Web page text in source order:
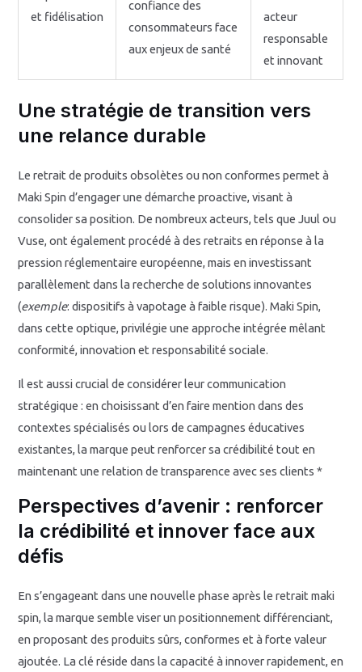
et fidélisation
confiance des
consommateurs face
aux enjeux de santé
acteur
responsable
et innovant
Une stratégie de transition vers
une relance durable
Le retrait de produits obsolètes ou non conformes permet à
Maki Spin d’engager une démarche proactive, visant à
consolider sa position. De nombreux acteurs, tels que Juul ou
Vuse, ont également procédé à des retraits en réponse à la
pression réglementaire européenne, mais en investissant
parallèlement dans la recherche de solutions innovantes
(exemple: dispositifs à vapotage à faible risque). Maki Spin,
dans cette optique, privilégie une approche intégrée mêlant
conformité, innovation et responsabilité sociale.
Il est aussi crucial de considérer leur communication
stratégique : en choisissant d’en faire mention dans des
contextes spécialisés ou lors de campagnes éducatives
existantes, la marque peut renforcer sa crédibilité tout en
maintenant une relation de transparence avec ses clients *
Perspectives d’avenir : renforcer
la crédibilité et innover face aux
défis
En s’engageant dans une nouvelle phase après le retrait maki
spin, la marque semble viser un positionnement différenciant,
en proposant des produits sûrs, conformes et à forte valeur
ajoutée. La clé réside dans la capacité à innover rapidement, en